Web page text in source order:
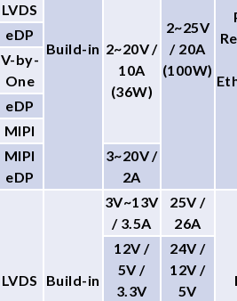
Build-in
2~25V
/ 20A
(100W)
LVDS
2~20V /
10A
(36W)
eDP
V-by-
One
eDP
MIPI
MIPI
eDP
3~20V /
2A
LVDS Build-in
3V~13V
/ 3.5A
25V /
26A
12V /
5V /
3.3V
24V /
12V /
5V